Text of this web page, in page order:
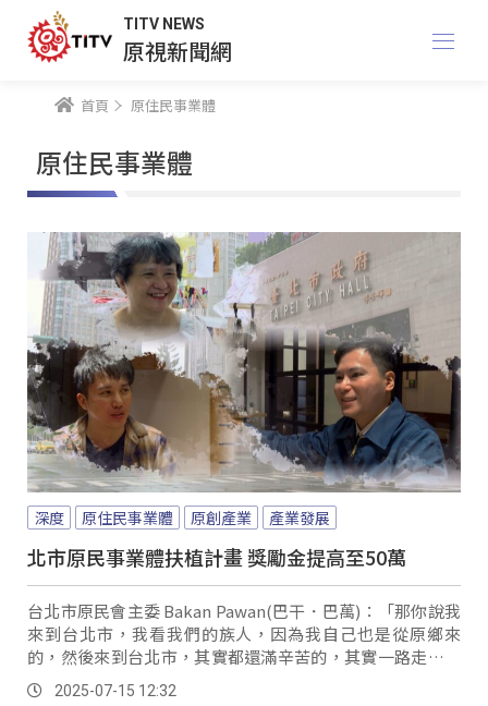
TITV NEWS
原視新聞網
首頁 原住民事業體
原住民事業體
深度 原住民事業體 原創產業 產業發展
北市原民事業體扶植計畫 獎勵金提高至50萬
台北市原民會主委 Bakan Pawan(巴干．巴萬)：「那你說我
來到台北市，我看我們的族人，因為我自己也是從原鄉來
的，然後來到台北市，其實都還滿辛苦的，其實一路走來，
不管，等一下，我會掉眼淚。
2025-07-15 12:32